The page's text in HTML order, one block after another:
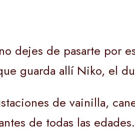
dejes de pasarte por
guarda allí Niko, el
de vainilla,
de todas las